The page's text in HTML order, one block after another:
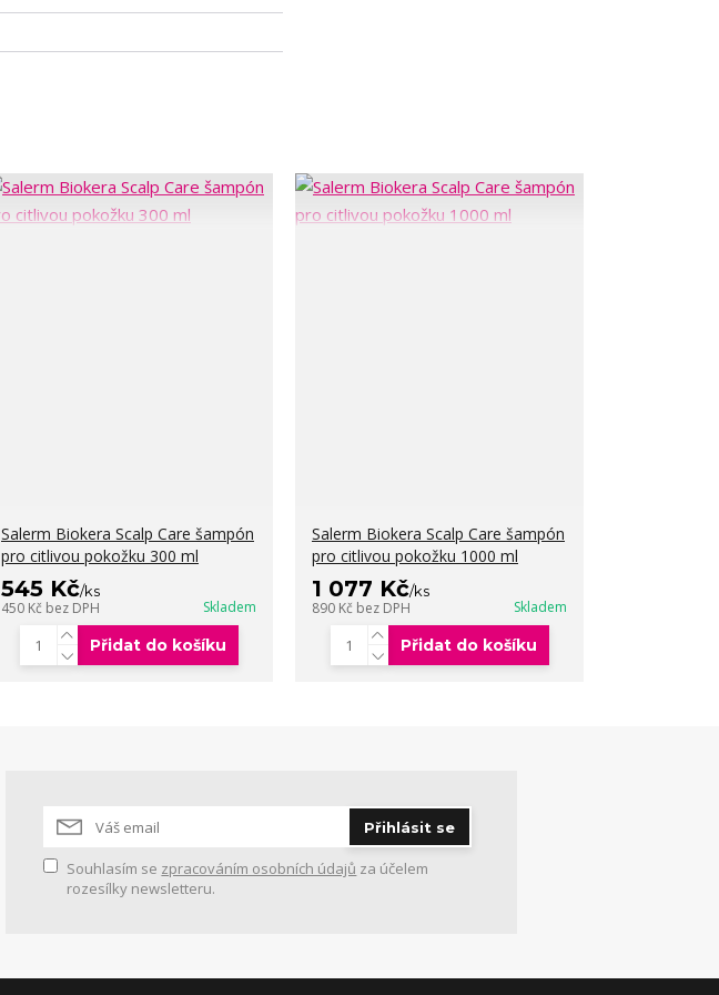
Salerm Biokera Scalp Care šampón
pro citlivou pokožku 300 ml
545 Kč/ks
450 Kč bez DPH Skladem
Přidat do košíku
Salerm Biokera Scalp Care šampón
pro citlivou pokožku 1000 ml
1 077 Kč/ks
890 Kč bez DPH Skladem
Přidat do košíku
Přihlásit se
Souhlasím se zpracováním osobních údajů za účelem
rozesílky newsletteru.